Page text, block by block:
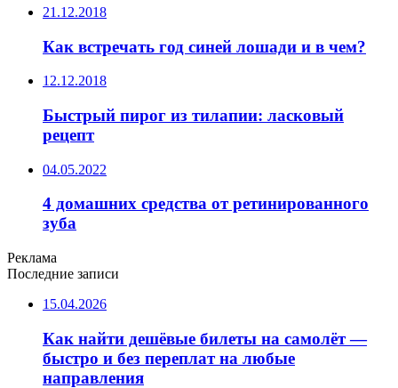
21.12.2018
Как встречать год синей лошади и в чем?
12.12.2018
Быстрый пирог из тилапии: ласковый
рецепт
04.05.2022
4 домашних средства от ретинированного
зуба
Реклама
Последние записи
15.04.2026
Как найти дешёвые билеты на самолёт —
быстро и без переплат на любые
направления